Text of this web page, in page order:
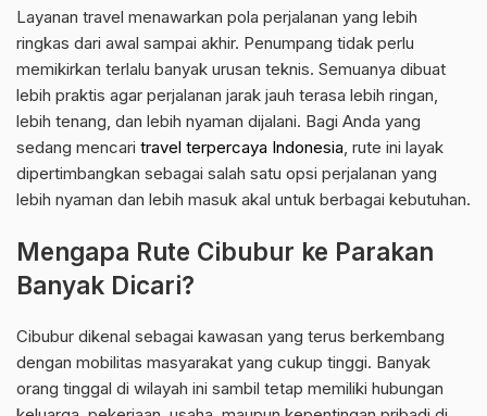
Layanan travel menawarkan pola perjalanan yang lebih
ringkas dari awal sampai akhir. Penumpang tidak perlu
memikirkan terlalu banyak urusan teknis. Semuanya dibuat
lebih praktis agar perjalanan jarak jauh terasa lebih ringan,
lebih tenang, dan lebih nyaman dijalani. Bagi Anda yang
sedang mencari travel terpercaya Indonesia, rute ini layak
dipertimbangkan sebagai salah satu opsi perjalanan yang
lebih nyaman dan lebih masuk akal untuk berbagai kebutuhan.
Mengapa Rute Cibubur ke Parakan
Banyak Dicari?
Cibubur dikenal sebagai kawasan yang terus berkembang
dengan mobilitas masyarakat yang cukup tinggi. Banyak
orang tinggal di wilayah ini sambil tetap memiliki hubungan